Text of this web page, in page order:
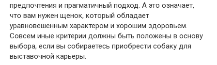
предпочтения и прагматичный подход. А это означает,
что вам нужен щенок, который обладает
уравновешенным характером и хорошим здоровьем.
Совсем иные критерии должны быть положены в основу
выбора, если вы собираетесь приобрести собаку для
выставочной карьеры.